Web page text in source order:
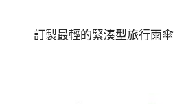
訂製最輕的緊湊型旅行雨傘